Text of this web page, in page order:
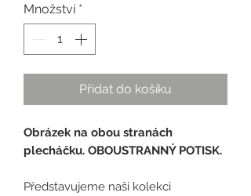
Množství *
Přidat do košíku
Obrázek na obou stranách
plecháčku. OBOUSTRANNÝ POTISK.
Představujeme naši kolekci